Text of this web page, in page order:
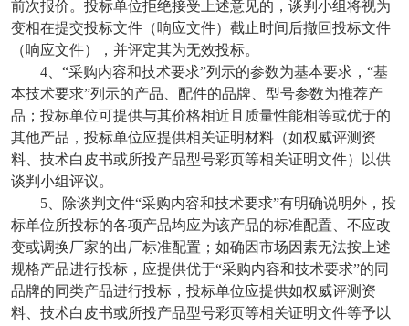
前次报价。投标单位拒绝接受上述意见的，谈判小组将视为
变相在提交投标文件（响应文件）截止时间后撤回投标文件
（响应文件），并评定其为无效投标。
4、“采购内容和技术要求”列示的参数为基本要求，“基
本技术要求”列示的产品、配件的品牌、型号参数为推荐产
品；投标单位可提供与其价格相近且质量性能相等或优于的
其他产品，投标单位应提供相关证明材料（如权威评测资
料、技术白皮书或所投产品型号彩页等相关证明文件）以供
谈判小组评议。
5、除谈判文件“采购内容和技术要求”有明确说明外，投
标单位所投标的各项产品均应为该产品的标准配置、不应改
变或调换厂家的出厂标准配置；如确因市场因素无法按上述
规格产品进行投标，应提供优于“采购内容和技术要求”的同
品牌的同类产品进行投标，投标单位应提供如权威评测资
料、技术白皮书或所投产品型号彩页等相关证明文件等予以